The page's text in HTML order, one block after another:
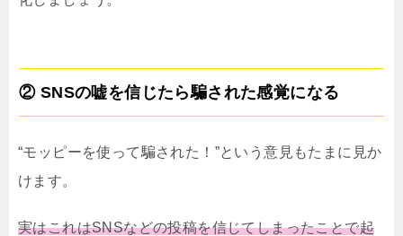
② SNSの嘘を信じたら騙された感覚になる
“モッピーを使って騙された！”という意見もたまに見か
けます。
実はこれはSNSなどの投稿を信じてしまったことで起